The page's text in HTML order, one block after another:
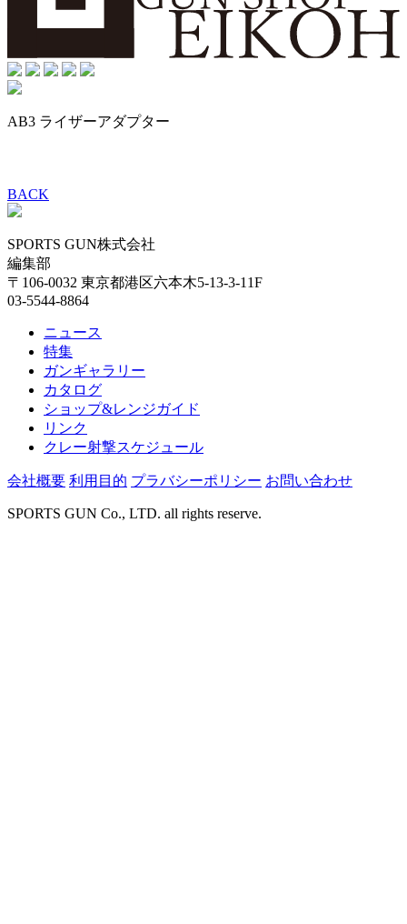
AB3 ライザーアダプター
BACK
SPORTS GUN株式会社
編集部
〒106-0032 東京都港区六本木5-13-3-11F
03-5544-8864
ニュース
特集
ガンギャラリー
カタログ
ショップ&レンジガイド
リンク
クレー射撃スケジュール
会社概要 利用目的 プラバシーポリシー お問い合わせ
SPORTS GUN Co., LTD. all rights reserve.